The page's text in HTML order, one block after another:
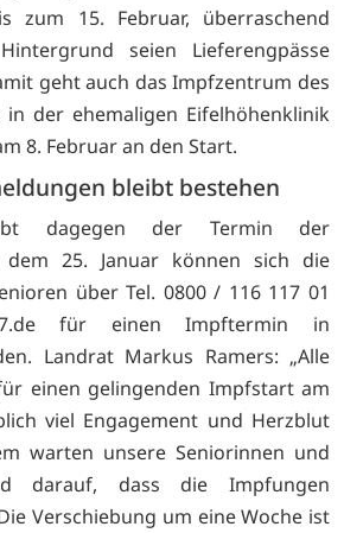
zum 15. Februar, überraschend
seien Lieferengpässe
geht auch das Impfzentrum des
in der ehemaligen Eifelhöhenklinik
8. Februar an den Start.
bleibt bestehen
dagegen der Termin der
dem 25. Januar können sich die
über Tel. 0800 / 116 117 01
für einen Impftermin in
Landrat Markus Ramers: „Alle
einen gelingenden Impfstart am
viel Engagement und Herzblut
warten unsere Seniorinnen und
darauf, dass die Impfungen
Verschiebung um eine Woche ist